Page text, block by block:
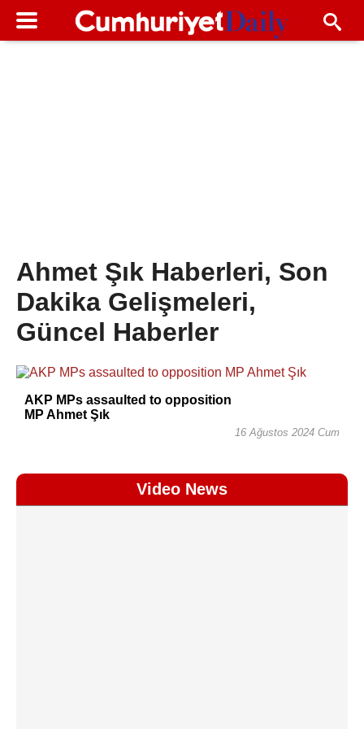
Ahmet Şık Haberleri, Son
Dakika Gelişmeleri,
Güncel Haberler
AKP MPs assaulted to opposition
MP Ahmet Şık
16 Ağustos 2024 Cum
Video News